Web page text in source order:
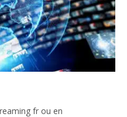
fr ou en